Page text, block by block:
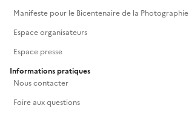
Manifeste pour le Bicentenaire de la Photographie
Espace organisateurs
Espace presse
Informations pratiques
Nous contacter
Foire aux questions